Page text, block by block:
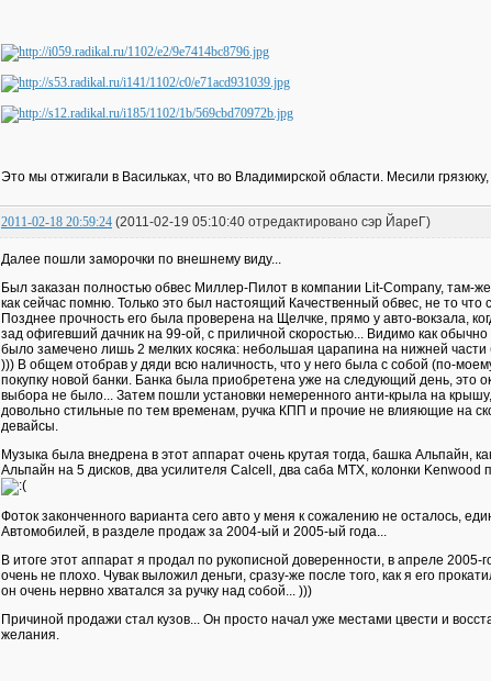
Это мы отжигали в Васильках, что во Владимирской области. Месили
2011-02-18 20:59:24 (2011-02-19 05:10:40 отредактировано сэр ЙареГ)
Далее пошли заморочки по внешнему виду...
Был заказан полностью обвес Миллер-Пилот в компании Lit-Company, там-
как сейчас помню. Только это был настоящий Качественный обвес, не то что
Позднее прочность его была проверена на Щелчке, прямо у авто-вокзала,
зад офигевший дачник на 99-ой, с приличной скоростью... Видимо как
было замечено лишь 2 мелких косяка: небольшая царапина на нижней
))) В общем отобрав у дяди всю наличность, что у него была с собой (по-
покупку новой банки. Банка была приобретена уже на следующий день, это
выбора не было... Затем пошли установки немеренного анти-крыла на
довольно стильные по тем временам, ручка КПП и прочие не влияющие на
девайсы.
Музыка была внедрена в этот аппарат очень крутая тогда, башка Альпайн,
Альпайн на 5 дисков, два усилителя Calcell, два саба MTX, колонки Kenwood
Фоток законченного варианта сего авто у меня к сожалению не осталось,
Автомобилей, в разделе продаж за 2004-ый и 2005-ый года...
В итоге этот аппарат я продал по рукописной доверенности, в апреле 2005-
очень не плохо. Чувак выложил деньги, сразу-же после того, как я его
он очень нервно хватался за ручку над собой... )))
Причиной продажи стал кузов... Он просто начал уже местами цвести и
желания.